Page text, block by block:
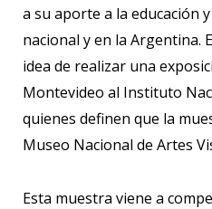
a su aporte a la educación
nacional y en la Argentina.
idea de realizar una
Montevideo al Instituto
quienes definen que la
Museo Nacional de Artes
Esta muestra viene a